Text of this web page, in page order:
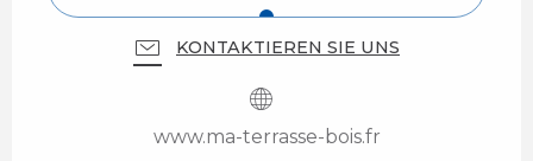
KONTAKTIEREN SIE UNS
www.ma-terrasse-bois.fr